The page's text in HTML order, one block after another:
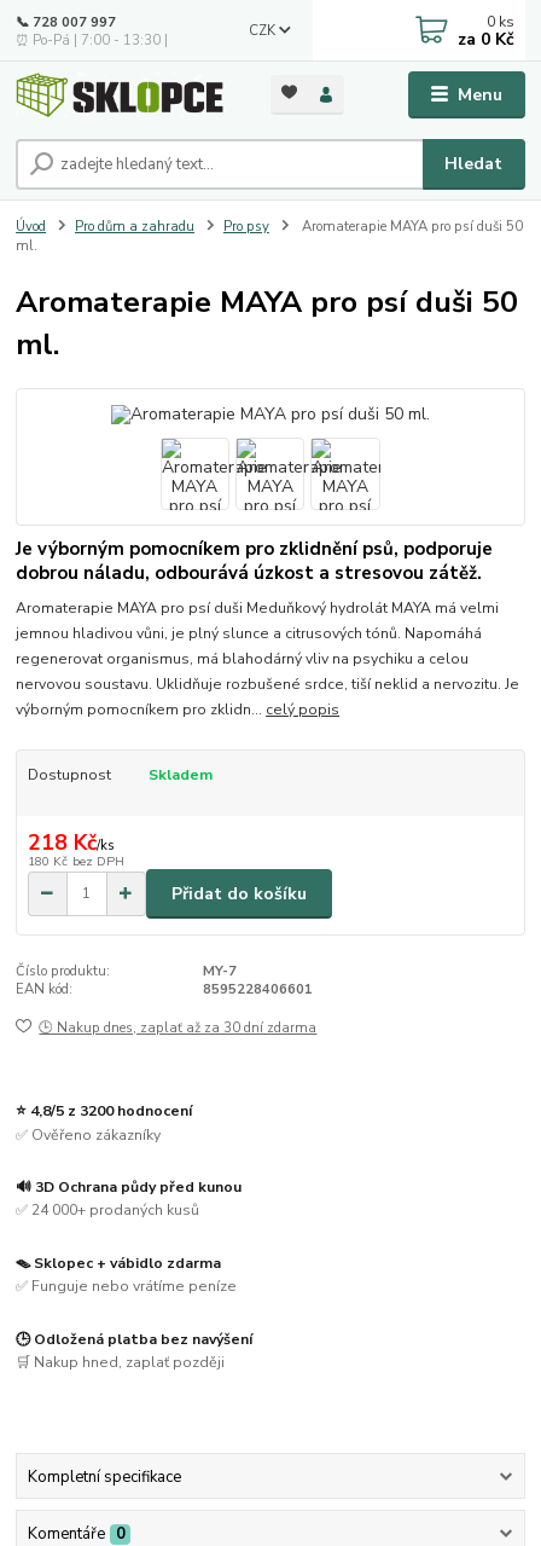
Menu
CZK
Hledat
📞 728 007 997
⏰ Po-Pá | 7:00 - 13:30 |
0 ks
za 0 Kč
Úvod Pro dům a zahradu Pro psy
Aromaterapie MAYA pro psí duši 50
ml.
Aromaterapie MAYA pro psí duši 50
ml.
Je výborným pomocníkem pro zklidnění psů, podporuje
dobrou náladu, odbourává úzkost a stresovou zátěž.
Aromaterapie MAYA pro psí duši Meduňkový hydrolát MAYA má velmi
jemnou hladivou vůni, je plný slunce a citrusových tónů. Napomáhá
regenerovat organismus, má blahodárný vliv na psychiku a celou
nervovou soustavu. Uklidňuje rozbušené srdce, tiší neklid a nervozitu. Je
výborným pomocníkem pro zklidn... celý popis
Dostupnost Skladem
218 Kč/ks
180 Kč bez DPH
Přidat do košíku
Číslo produktu:
MY-7
EAN kód:
8595228406601
🕒 Nakup dnes, zaplať až za 30 dní zdarma
⭐ 4,8/5 z 3200 hodnocení
✅ Ověřeno zákazníky
🔊 3D Ochrana půdy před kunou
✅ 24 000+ prodaných kusů
🪤 Sklopec + vábidlo zdarma
✅ Funguje nebo vrátíme peníze
🕒 Odložená platba bez navýšení
🛒 Nakup hned, zaplať později
Kompletní specifikace
Komentáře 0